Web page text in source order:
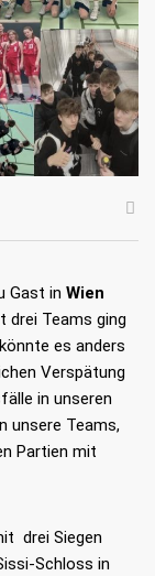
Gast in Wien
drei Teams ging
es anders
Verspätung
in unseren
unsere Teams,
Partien mit
drei Siegen
Schloss in